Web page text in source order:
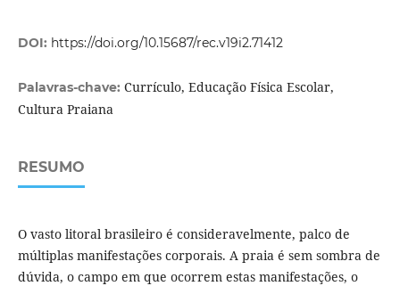
DOI: https://doi.org/10.15687/rec.v19i2.71412
Palavras-chave: Currículo, Educação Física Escolar,
Cultura Praiana
RESUMO
O vasto litoral brasileiro é consideravelmente, palco de
múltiplas manifestações corporais. A praia é sem sombra de
dúvida, o campo em que ocorrem estas manifestações, o